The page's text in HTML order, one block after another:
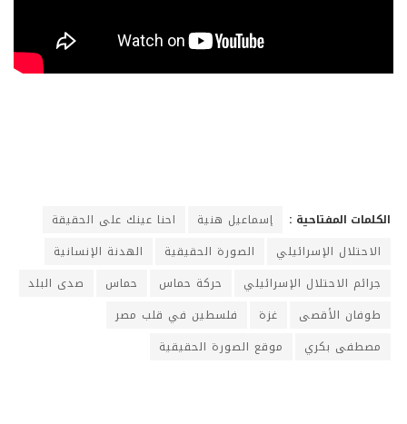
الكلمات المفتاحية : إسماعيل هنية
احنا عينك على الحقيقة
الاحتلال الإسرائيلي
الصورة الحقيقية
الهدنة الإنسانية
جرائم الاحتلال الإسرائيلي
حركة حماس حماس
صدى البلد
طوفان الأقصى
غزة
فلسطين في قلب مصر
مصطفى بكري
موقع الصورة الحقيقية